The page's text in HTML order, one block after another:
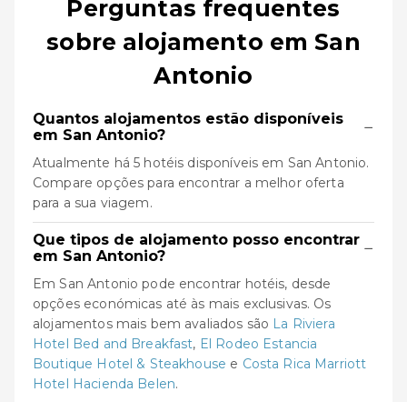
Perguntas frequentes
sobre alojamento em San
Antonio
Quantos alojamentos estão disponíveis
em San Antonio?
−
Atualmente há 5 hotéis disponíveis em San Antonio.
Compare opções para encontrar a melhor oferta
para a sua viagem.
Que tipos de alojamento posso encontrar
em San Antonio?
−
Em San Antonio pode encontrar hotéis, desde
opções económicas até às mais exclusivas. Os
alojamentos mais bem avaliados são La Riviera
Hotel Bed and Breakfast, El Rodeo Estancia
Boutique Hotel & Steakhouse e Costa Rica Marriott
Hotel Hacienda Belen.